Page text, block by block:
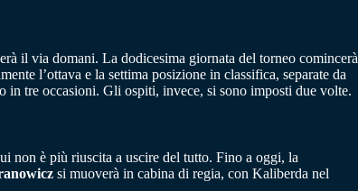
il via domani. La dodicesima giornata del torneo comincerà
l’ottava e la settima posizione in classifica, separate da
in tre occasioni. Gli ospiti, invece, si sono imposti due volte.
non è più riuscita a uscire del tutto. Fino a oggi, la
si muoverà in cabina di regia, con Kaliberda nel